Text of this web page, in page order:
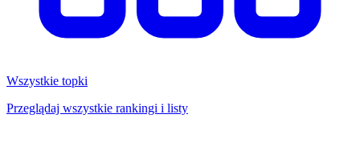
Wszystkie topki
Przeglądaj wszystkie rankingi i listy